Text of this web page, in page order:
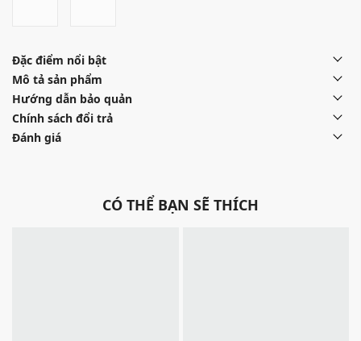
Đặc điểm nổi bật
Mô tả sản phẩm
Hướng dẫn bảo quản
Chính sách đổi trả
Đánh giá
CÓ THỂ BẠN SẼ THÍCH